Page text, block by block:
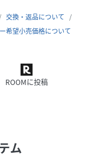
交換・返品について
希望小売価格について
ROOMに投稿
ム